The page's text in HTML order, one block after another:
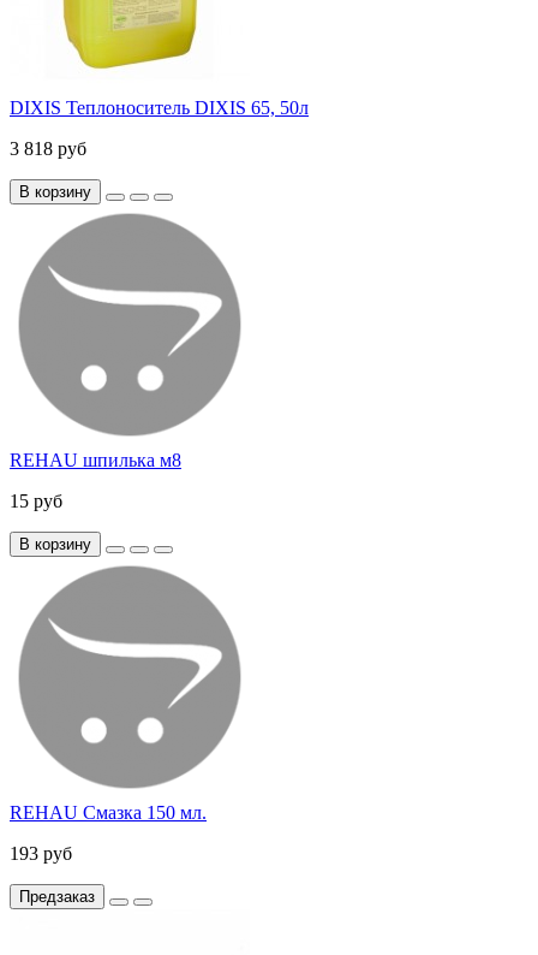
DIXIS Теплоноситель DIXIS 65, 50л
3 818 руб
В корзину
REHAU шпилька м8
15 руб
В корзину
REHAU Смазка 150 мл.
193 руб
Предзаказ